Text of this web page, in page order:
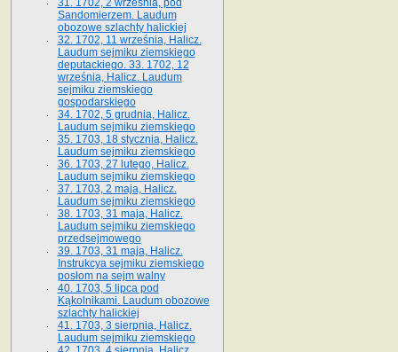
31. 1702, 2 września, pod
Sandomierzem. Laudum
obozowe szlachty halickiej
32. 1702, 11 września, Halicz.
Laudum sejmiku ziemskiego
deputackiego. 33. 1702, 12
września, Halicz. Laudum
sejmiku ziemskiego
gospodarskiego
34. 1702, 5 grudnia, Halicz.
Laudum sejmiku ziemskiego
35. 1703, 18 stycznia, Halicz.
Laudum sejmiku ziemskiego
36. 1703, 27 lutego, Halicz.
Laudum sejmiku ziemskiego
37. 1703, 2 maja, Halicz.
Laudum sejmiku ziemskiego
38. 1703, 31 maja, Halicz.
Laudum sejmiku ziemskiego
przedsejmowego
39. 1703, 31 maja, Halicz.
Instrukcya sejmiku ziemskiego
posłom na sejm walny
40. 1703, 5 lipca pod
Kąkolnikami. Laudum obozowe
szlachty halickiej
41­. 1703, 3 sierpnia, Halicz.
Laudum sejmiku ziemskiego